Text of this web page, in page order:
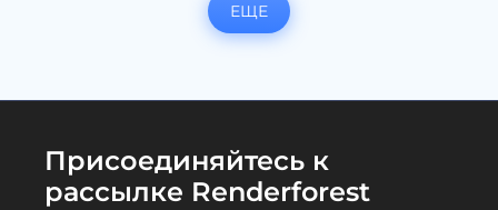
ЕЩЕ
Присоединяйтесь к
рассылке Renderforest